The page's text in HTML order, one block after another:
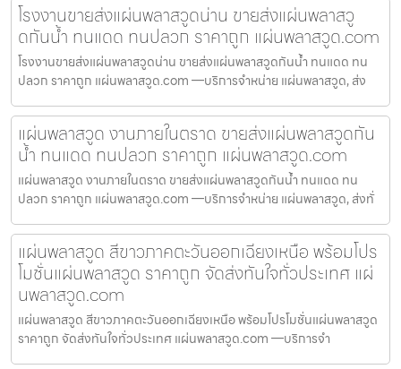
โรงงานขายส่งแผ่นพลาสวูดน่าน ขายส่งแผ่นพลาสวู
ดกันน้ำ ทนแดด ทนปลวก ราคาถูก แผ่นพลาสวูด.com
โรงงานขายส่งแผ่นพลาสวูดน่าน ขายส่งแผ่นพลาสวูดกันน้ำ ทนแดด ทน
ปลวก ราคาถูก แผ่นพลาสวูด.com —บริการจำหน่าย แผ่นพลาสวูด, ส่ง
แผ่นพลาสวูด งานภายในตราด ขายส่งแผ่นพลาสวูดกัน
น้ำ ทนแดด ทนปลวก ราคาถูก แผ่นพลาสวูด.com
แผ่นพลาสวูด งานภายในตราด ขายส่งแผ่นพลาสวูดกันน้ำ ทนแดด ทน
ปลวก ราคาถูก แผ่นพลาสวูด.com —บริการจำหน่าย แผ่นพลาสวูด, ส่งทั่
แผ่นพลาสวูด สีขาวภาคตะวันออกเฉียงเหนือ พร้อมโปร
โมชั่นแผ่นพลาสวูด ราคาถูก จัดส่งทันใจทั่วประเทศ แผ่
นพลาสวูด.com
แผ่นพลาสวูด สีขาวภาคตะวันออกเฉียงเหนือ พร้อมโปรโมชั่นแผ่นพลาสวูด
ราคาถูก จัดส่งทันใจทั่วประเทศ แผ่นพลาสวูด.com —บริการจำ